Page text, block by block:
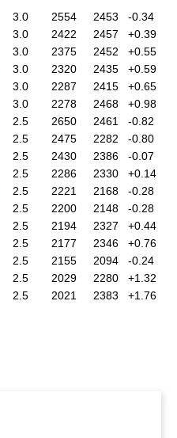
3.0 2554 2453
-0.34
3.0 2422 2457
+0.39
3.0 2375 2452
+0.55
3.0 2320 2435
+0.59
3.0 2287 2415
+0.65
3.0 2278 2468
+0.98
2.5 2650 2461
-0.82
2.5 2475 2282
-0.80
2.5 2430 2386
-0.07
2.5 2286 2330
+0.14
2.5 2221 2168
-0.28
2.5 2200 2148
-0.28
2.5 2194 2327
+0.44
2.5 2177 2346
+0.76
2.5 2155 2094
-0.24
2.5 2029 2280
+1.32
2.5 2021 2383 +1.76